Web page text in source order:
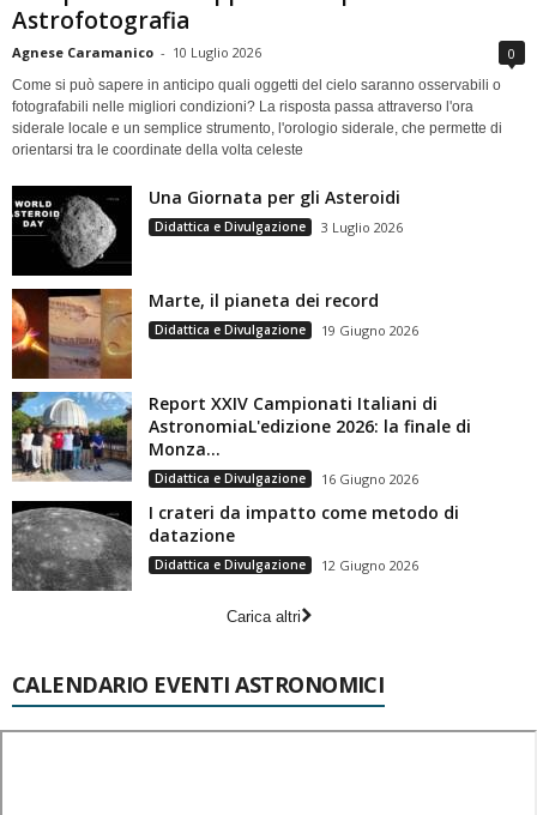
Astrofotografia
Agnese Caramanico - 10 Luglio 2026 0
Come si può sapere in anticipo quali oggetti del cielo saranno osservabili o
fotografabili nelle migliori condizioni? La risposta passa attraverso l'ora
siderale locale e un semplice strumento, l'orologio siderale, che permette di
orientarsi tra le coordinate della volta celeste
Una Giornata per gli Asteroidi
Didattica e Divulgazione 3 Luglio 2026
Marte, il pianeta dei record
Didattica e Divulgazione 19 Giugno 2026
Report XXIV Campionati Italiani di
AstronomiaL'edizione 2026: la finale di
Monza...
Didattica e Divulgazione 16 Giugno 2026
I crateri da impatto come metodo di
datazione
Didattica e Divulgazione 12 Giugno 2026
Carica altri
CALENDARIO EVENTI ASTRONOMICI